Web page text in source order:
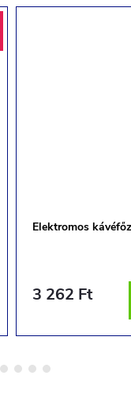
Elektromos
3 262 Ft